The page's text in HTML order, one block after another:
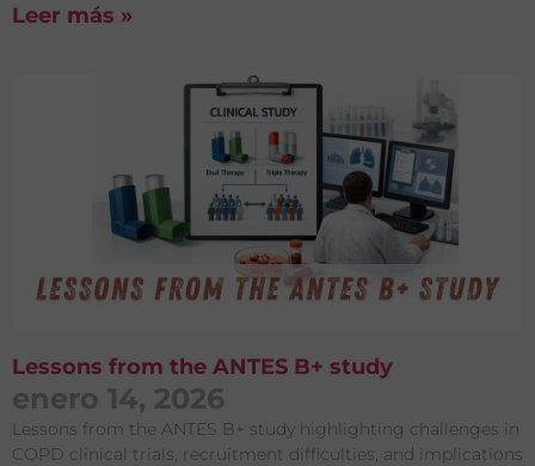
Leer más »
Lessons from the ANTES B+ study
enero 14, 2026
Lessons from the ANTES B+ study highlighting challenges in
COPD clinical trials, recruitment difficulties, and implications